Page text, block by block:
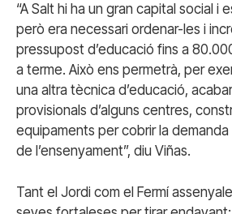
“A Salt hi ha un gran capital social i
però era necessari ordenar-les i
pressupost d’educació fins a
a terme. Això ens permetrà, per
una altra tècnica d’educació,
provisionals d’alguns centres,
equipaments per cobrir la demanda
de l’ensenyament”, diu Viñas.
Tant el Jordi com el Fermí